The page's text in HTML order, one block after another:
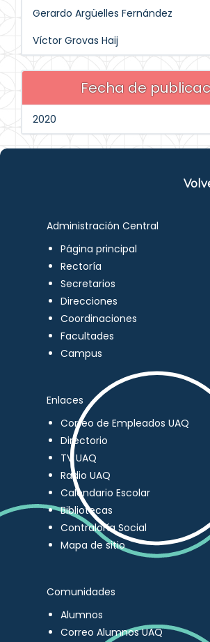
Gerardo Argüelles Fernández
Víctor Grovas Haij
Fecha de
2020
Administración Central
Página principal
Rectoría
Secretarios
Direcciones
Coordinaciones
Facultades
Campus
Enlaces
Correo de Empleados UAQ
Directorio
TV UAQ
Radio UAQ
Calendario Escolar
Bibliotecas
Contraloría Social
Mapa de sitio
Comunidades
Alumnos
Correo Alumnos UAQ